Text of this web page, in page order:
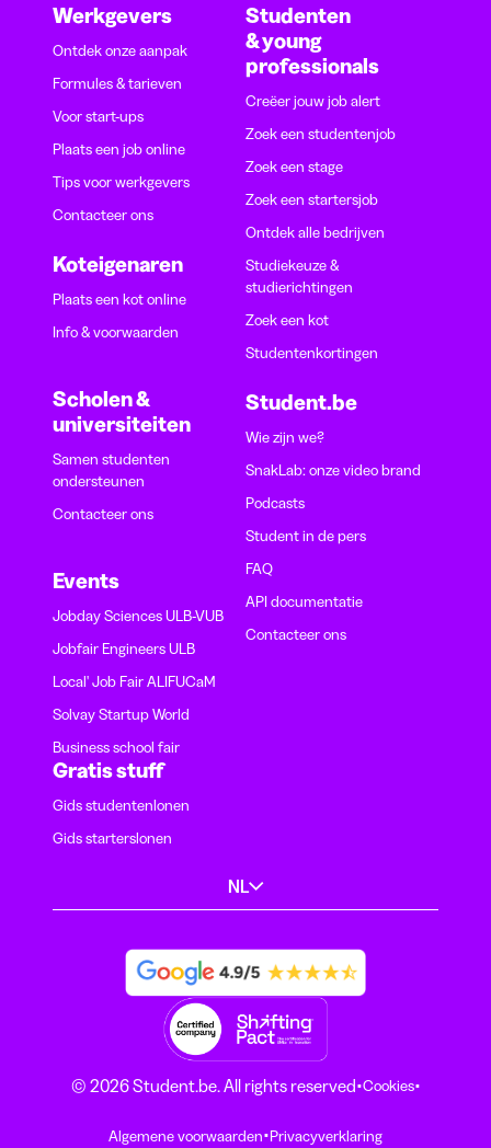
Werkgevers
Ontdek onze aanpak
Formules & tarieven
Voor start-ups
Plaats een job online
Tips voor werkgevers
Contacteer ons
Koteigenaren
Plaats een kot online
Info & voorwaarden
Scholen &
universiteiten
Samen studenten
ondersteunen
Contacteer ons
Events
Jobday Sciences ULB-VUB
Jobfair Engineers ULB
Local' Job Fair ALIFUCaM
Solvay Startup World
Business school fair
Studenten
& young
professionals
Creëer jouw job alert
Zoek een studentenjob
Zoek een stage
Zoek een startersjob
Ontdek alle bedrijven
Studiekeuze &
studierichtingen
Zoek een kot
Studentenkortingen
Student.be
Wie zijn we?
SnakLab: onze video brand
Podcasts
Student in de pers
FAQ
API documentatie
Contacteer ons
Gratis stuff
Gids studentenlonen
Gids starterslonen
NL
© 2026 Student.be. All rights reserved·Cookies·
Algemene voorwaarden·Privacyverklaring